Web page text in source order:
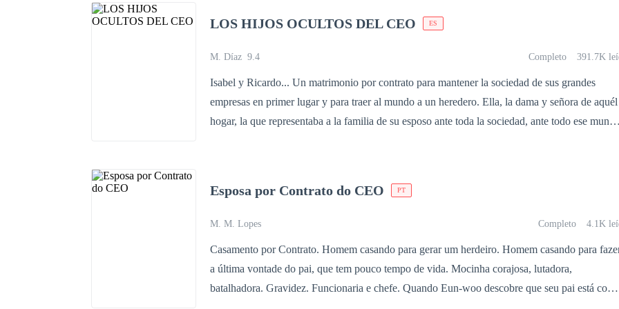
LOS HIJOS OCULTOS DEL CEO ES
M. Díaz 9.4 Completo 391.7K
Isabel y Ricardo... Un matrimonio por contrato para mantener la sociedad de sus grandes
empresas en primer lugar y para traer al mundo a un heredero. Ella, la dama y señora de aquél
hogar, la que representaba a la familia de su esposo ante toda la sociedad, ante todo ese mundo
juzgada sin ser oída. Ahora, después 4 años. Vuelven a encontrarse. Él, durante todo ese
tiempo, en cada mujer que estuvo a su lado, sólo buscó la perfección que en ella había
quienes no las notamos cuando están cerca, pero si notamos cuando ya no están » Ella,
luchando por si misma, ha salido adelante con sus hijos, pero… ¿Acaso puede su corazón curar
y cicatrizar tantas heridas? « A un corazón con profundas heridas… Siempre hay alguien que
Esposa por Contrato do CEO PT
M. M. Lopes Completo 4.1K
Casamento por Contrato. Homem casando para gerar um herdeiro. Homem casando para
a última vontade do pai, que tem pouco tempo de vida. Mocinha corajosa, lutadora,
batalhadora. Gravidez. Funcionaria e chefe. Quando Eun-woo descobre que seu pai está com